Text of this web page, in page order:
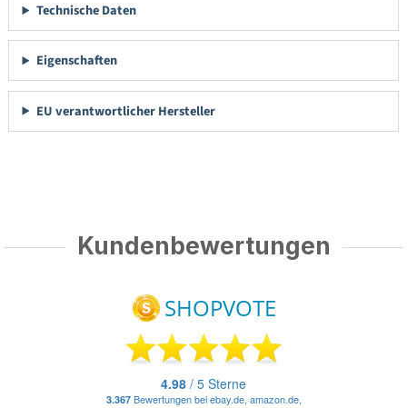
Technische Daten
Eigenschaften
EU verantwortlicher Hersteller
Kundenbewertungen